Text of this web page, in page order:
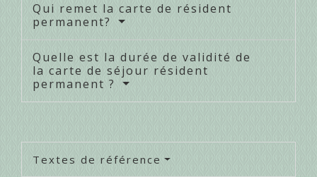
Qui remet la carte de résident
permanent?
Quelle est la durée de validité de
la carte de séjour résident
permanent ?
Textes de référence